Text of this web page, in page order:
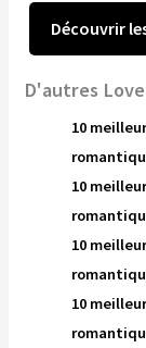
Découvrir
D'autres
10
10
10
10